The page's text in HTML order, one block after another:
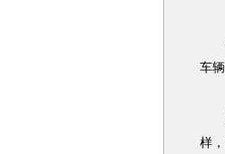
他
车
据
样